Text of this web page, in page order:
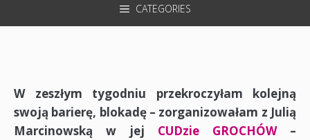
CATEGORIES
W zeszłym tygodniu przekroczyłam kolejną
swoją barierę, blokadę – zorganizowałam z Julią
Marcinowską w jej CUDzie GROCHÓW–